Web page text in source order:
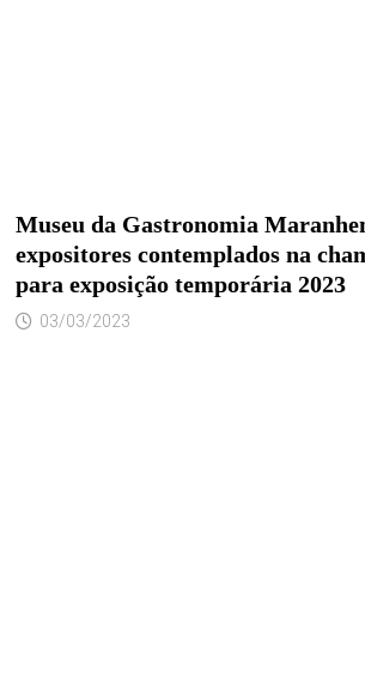
Museu da Gastronomia
expositores contemplados na
para exposição temporária 2023
03/03/2023